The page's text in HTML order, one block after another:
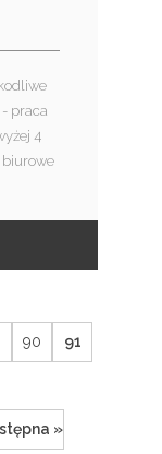
praca
4
90 91
»